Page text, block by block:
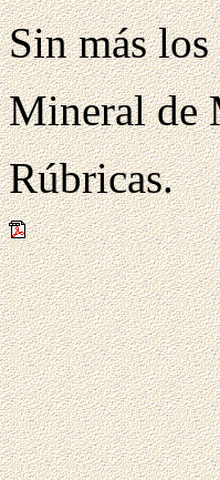
Sin más
Mineral de
Rúbricas.